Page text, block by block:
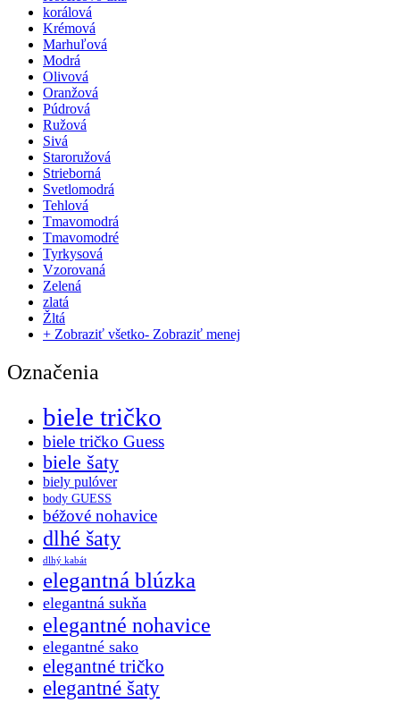
korálová
Krémová
Marhuľová
Modrá
Olivová
Oranžová
Púdrová
Ružová
Sivá
Staroružová
Strieborná
Svetlomodrá
Tehlová
Tmavomodrá
Tmavomodré
Tyrkysová
Vzorovaná
Zelená
zlatá
Žltá
+ Zobraziť všetko- Zobraziť menej
Označenia
biele tričko
biele tričko Guess
biele šaty
biely pulóver
body GUESS
béžové nohavice
dlhé šaty
dlhý kabát
elegantná blúzka
elegantná sukňa
elegantné nohavice
elegantné sako
elegantné tričko
elegantné šaty